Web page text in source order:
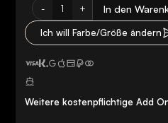
- 1 + In den
Ich will Farbe/Größe ändern
Weitere kostenpflichtige Add